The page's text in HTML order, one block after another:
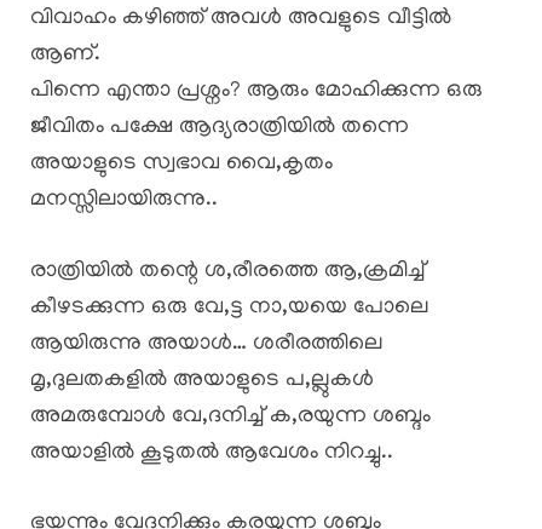
വിവാഹം കഴിഞ്ഞ് അവൾ അവളുടെ വീട്ടിൽ
ആണ്.
പിന്നെ എന്താ പ്രശ്നം? ആരും മോഹിക്കുന്ന ഒരു
ജീവിതം പക്ഷേ ആദ്യരാത്രിയിൽ തന്നെ
അയാളുടെ സ്വഭാവ വൈ,കൃതം
മനസ്സിലായിരുന്നു..
രാത്രിയിൽ തന്റെ ശ,രീരത്തെ ആ,ക്രമിച്ച്
കീഴടക്കുന്ന ഒരു വേ,ട്ട നാ,യയെ പോലെ
ആയിരുന്നു അയാൾ… ശരീരത്തിലെ
മൃ,ദുലതകളിൽ അയാളുടെ പ,ല്ലുകൾ
അമരുമ്പോൾ വേ,ദനിച്ച് ക,രയുന്ന ശബ്ദം
അയാളിൽ കൂടുതൽ ആവേശം നിറച്ചു..
ഭയന്നും വേദനിക്കും കരയുന്ന ശബ്ദം